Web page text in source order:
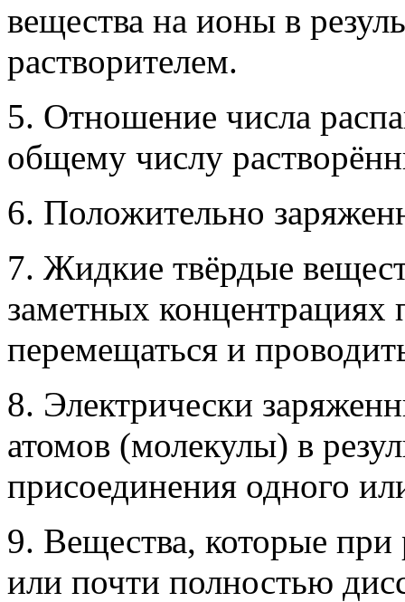
вещества на ионы в
растворителем.
5. Отношение числа
общему числу
6. Положительно
7. Жидкие твёрдые
заметных
перемещаться и
8. Электрически
атомов (молекулы) в
присоединения одного
9. Вещества, которые при
или почти полностью